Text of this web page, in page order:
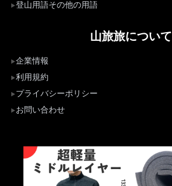
登山用語その他の用語
山旅旅について
企業情報
利用規約
プライバシーポリシー
お問い合わせ